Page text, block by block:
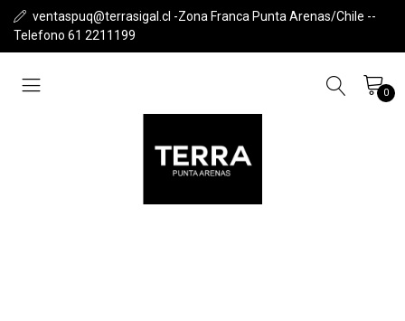
ventaspuq@terrasigal.cl -Zona Franca Punta Arenas/Chile --
Telefono 61 2211199
0